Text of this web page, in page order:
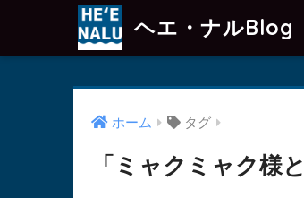
ヘエ・ナルBlog
ホーム タグ
「ミャクミャク様